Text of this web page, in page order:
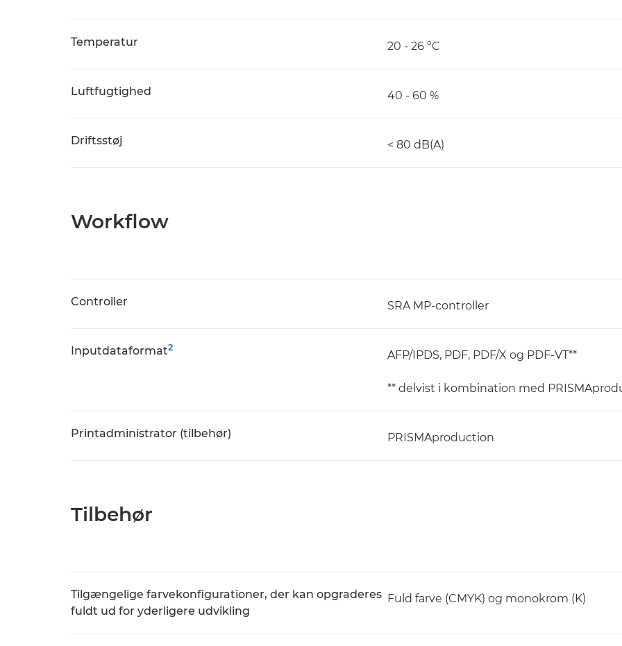
Temperatur 20 - 26 °C
Luftfugtighed 40 - 60 %
Driftsstøj < 80 dB(A)
Workflow
Controller SRA MP-controller
Inputdataformat2
AFP/IPDS, PDF, PDF/X og PDF-VT**
** delvist i kombination med
Printadministrator (tilbehør) PRISMAproduction
Tilbehør
Tilgængelige farvekonfigurationer, der kan opgraderes
fuldt ud for yderligere udvikling
Fuld farve (CMYK) og monokrom (K)